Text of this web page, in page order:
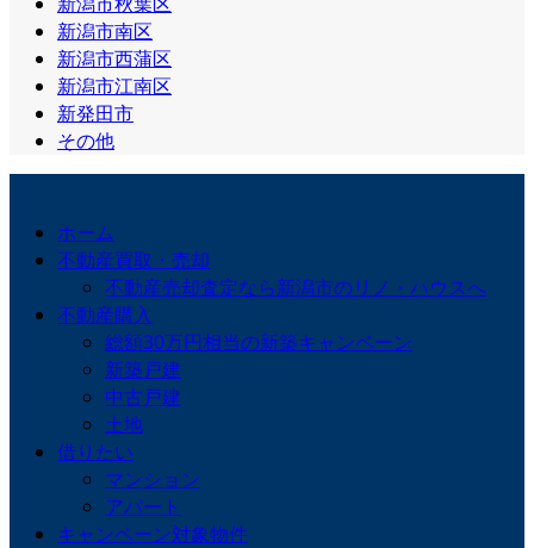
新潟市南区
新潟市西蒲区
新潟市江南区
新発田市
その他
ホーム
不動産買取・売却
不動産売却査定なら新潟市のリノ・ハウスへ
不動産購入
総額30万円相当の新築キャンペーン
新築戸建
中古戸建
土地
借りたい
マンション
アパート
キャンペーン対象物件